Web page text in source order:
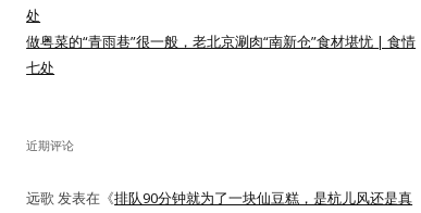
处
做粤菜的“青雨巷”很一般，老北京涮肉“南新仓”食材堪忧 | 食情
七处
近期评论
远歌 发表在《排队90分钟就为了一块仙豆糕，是杭儿风还是真